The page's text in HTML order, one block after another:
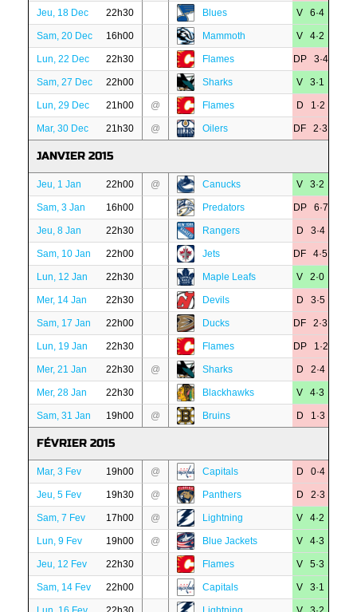
Jeu, 18 Dec 22h30 Blues V 6·4
Sam, 20 Dec 16h00 Mammoth V 4·2
Lun, 22 Dec 22h30 Flames DP 3·4
Sam, 27 Dec 22h00 Sharks V 3·1
Lun, 29 Dec 21h00 @ Flames D 1·2
Mar, 30 Dec 21h30 @ Oilers DF 2·3
JANVIER 2015
Jeu, 1 Jan 22h00 @ Canucks V 3·2
Sam, 3 Jan 16h00 Predators DP 6·7
Jeu, 8 Jan 22h30 Rangers D 3·4
Sam, 10 Jan 22h00 Jets DF 4·5
Lun, 12 Jan 22h30 Maple Leafs V 2·0
Mer, 14 Jan 22h30 Devils D 3·5
Sam, 17 Jan 22h00 Ducks DF 2·3
Lun, 19 Jan 22h30 Flames DP 1·2
Mer, 21 Jan 22h30 @ Sharks D 2·4
Mer, 28 Jan 22h30 Blackhawks V 4·3
Sam, 31 Jan 19h00 @ Bruins D 1·3
FÉVRIER 2015
Mar, 3 Fev 19h00 @ Capitals D 0·4
Jeu, 5 Fev 19h30 @ Panthers D 2·3
Sam, 7 Fev 17h00 @ Lightning V 4·2
Lun, 9 Fev 19h00 @ Blue Jackets V 4·3
Jeu, 12 Fev 22h30 Flames V 5·3
Sam, 14 Fev 22h00 Capitals V 3·1